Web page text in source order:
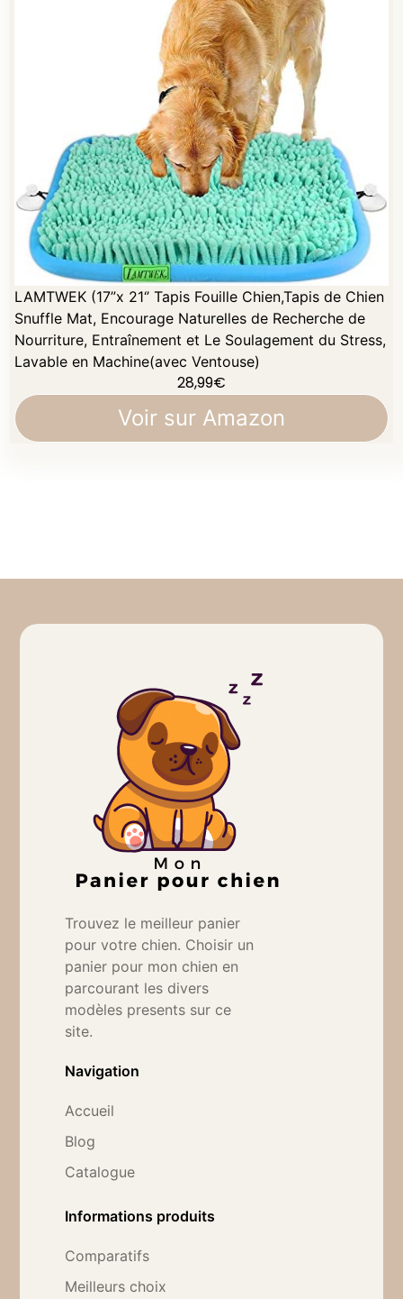
LAMTWEK (17”x 21‘’ Tapis Fouille Chien,Tapis de Chien
Snuffle Mat, Encourage Naturelles de Recherche de
Nourriture, Entraînement et Le Soulagement du Stress,
Lavable en Machine(avec Ventouse)
28,99€
Voir sur Amazon
Trouvez le meilleur panier
pour votre chien. Choisir un
panier pour mon chien en
parcourant les divers
modèles presents sur ce
site.
Navigation
Accueil
Blog
Catalogue
Informations produits
Comparatifs
Meilleurs choix